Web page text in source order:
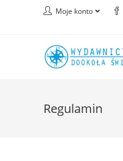
Moje konto
Regulamin